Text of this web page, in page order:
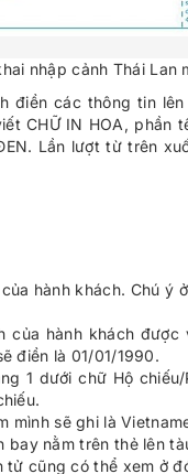
nhập cảnh Thái Lan
điền các thông tin
CHỮ IN HOA, phần
Lần lượt từ trên
hành khách. Chú
của hành khách
điền là 01/01/1990.
1 dưới chữ Hộ
mình sẽ ghi là
bay nằm trên thẻ lên
cũng có thể xem ở